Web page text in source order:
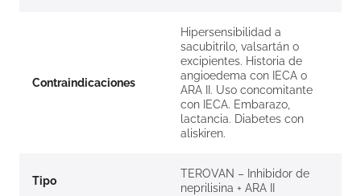
Contraindicaciones
Hipersensibilidad a
sacubitrilo, valsartán o
excipientes. Historia de
angioedema con IECA o
ARA II. Uso concomitante
con IECA. Embarazo,
lactancia. Diabetes con
aliskiren.
Tipo
TEROVAN – Inhibidor de
neprilisina + ARA II